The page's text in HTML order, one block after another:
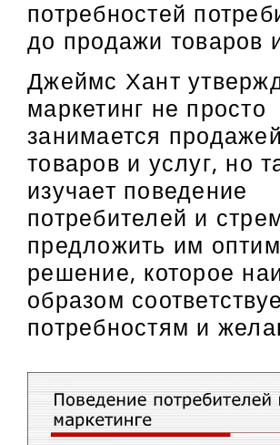
потребностей
до продажи товаров
Джеймс Хант
маркетинг не просто
занимается продажей
товаров и услуг, но
изучает поведение
потребителей и
предложить им
решение, которое
образом
потребностям и